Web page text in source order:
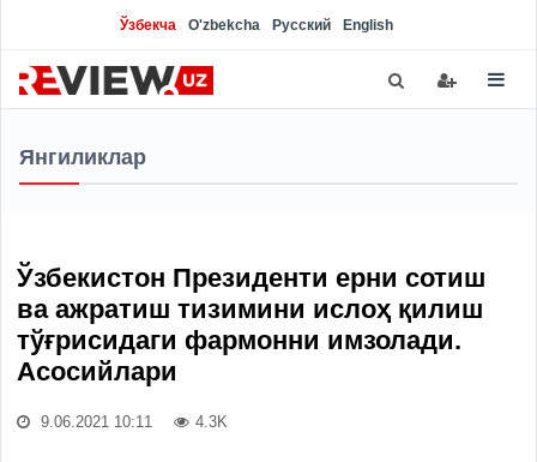
Ўзбекча O'zbekcha Русский English
Янгиликлар
Ўзбекистон Президенти ерни сотиш
ва ажратиш тизимини ислоҳ қилиш
тўғрисидаги фармонни имзолади.
Асосийлари
9.06.2021 10:11 4.3K